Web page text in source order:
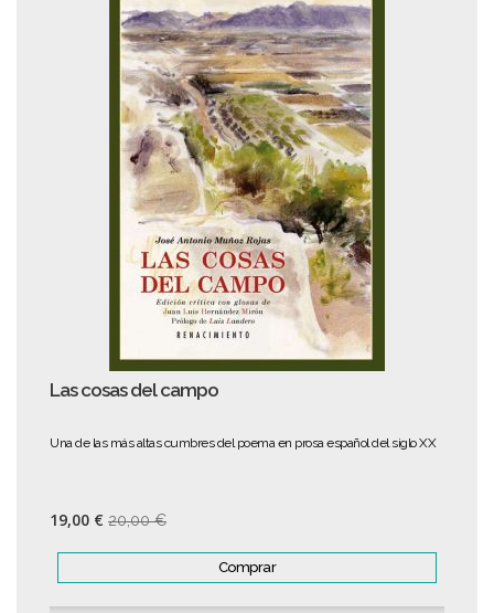
Las cosas del campo
Una de las más altas cumbres del poema en prosa español del siglo XX
19,00 € 20,00 €
Comprar